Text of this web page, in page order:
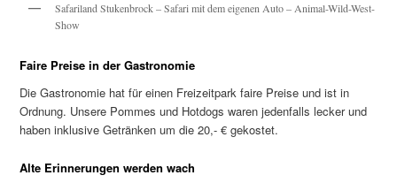
Safariland Stukenbrock – Safari mit dem eigenen Auto – Animal-Wild-West-
Show
Faire Preise in der Gastronomie
Die Gastronomie hat für einen Freizeitpark faire Preise und ist in
Ordnung. Unsere Pommes und Hotdogs waren jedenfalls lecker und
haben inklusive Getränken um die 20,- € gekostet.
Alte Erinnerungen werden wach